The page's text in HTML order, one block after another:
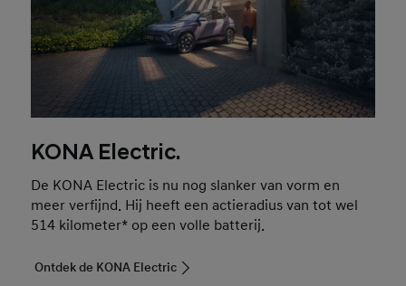
KONA Electric.
De KONA Electric is nu nog slanker van vorm en
meer verfijnd. Hij heeft een actieradius van tot wel
514 kilometer* op een volle batterij.
Ontdek de KONA Electric